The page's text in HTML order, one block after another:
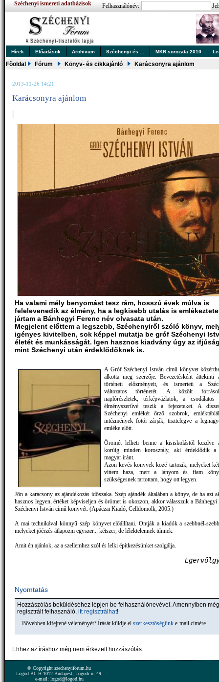
Széchenyi ismereti adatbázisok Felhasználónév:
Hírek Előadások Archivum Széchenyi és ... MKR sorozata 2010
Főoldal Fórum Könyv- és cikkajánló Karácsonyra ajánlom
2013-11-26 14:21
Karácsonyra ajánlom
|
Ha valami mély benyomást tesz rám, hosszú évek múlva is
felelevenedik az élmény, ha a legkisebb utalás is
jártam a Bánhegyi Ferenc név olvasata után.
Megjelent előttem a legszebb, Széchenyiről szóló könyv,
igényes kivitelben, sok képpel mutatja be gróf Széchenyi
életét és munkásságát. Igen hasznos kiadvány úgy az
mint Széchenyi után érdeklődőknek is.
A Gróf Széchenyi István című könyvet
alkotta meg szerzője. Bevezetésként áttekinti
történeti előzményeit, és ismerteti a
változatos történetét. A közölt
naplórészletek, térképvázlatok, a csodálatos
élményszerűvé teszik a fejezeteket. A
Széchenyi emlékét őrző szobrok,
intézmények fotói zárják, tisztelegve a
emléke előtt.
Örömét lelheti benne a kisiskolástól kezdve
korúig minden korosztály, aki érdeklődik a
magyar iránt.
Azon kevés könyvek közé tartozik, melyeket
vittem haza, mert a lányom és fiam
szükségesnek tartottam, hogy ott legyen.
Jön a karácsony az ajándékozás időszaka. Szép ajándék általában a könyv, de ha azt
hasznos legyen, értéket képviseljen és örömet is okozzon, akkor válasszuk a
Széchenyi István című könyvét. (Apáczai Kiadó, Celldömölk, 2005.)
A mai technikával könnyű szép könyvet előállítani. Ontják a kiadók a szebbnél-
melyeket jóérzés átlapozni egyszer... kétszer, de lélektelennek tűnnek.
Amit én ajánlok, az a szellemhez szól és lelki építkezésünket szolgálja.
Nyomtatás
Hozzászólás beküldéséhez lépjen be felhasználónevével. Amennyiben
regisztrált felhasználó, itt regisztrálhat!
Bővebben kifejtené véleményét? Írását küldje el szerkesztőségünk e-mail címére.
Ehhez az íráshoz még nem érkezett hozzászólás.
© Copyright szechenyiforum.hu
Logod Bt. H-1012 Budapest, Logodi u. 49.
e-mail: logod@logod.hu